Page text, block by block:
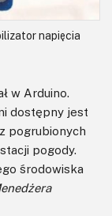
napięcia
w Arduino.
dostępny jest
pogrubionych
pogody.
środowiska